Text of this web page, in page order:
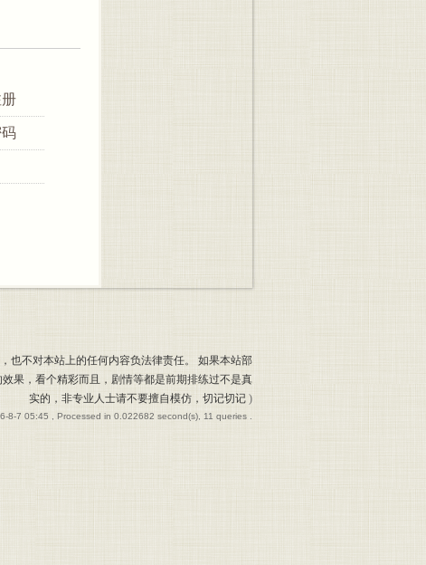
也不对本站上的任何内容负法律责任。 如果本站部
果，看个精彩而且，剧情等都是前期排练过不是真
实的，非专业人士请不要擅自模仿，切记切记 )
8-7 05:45 , Processed in 0.022682 second(s), 11 queries .